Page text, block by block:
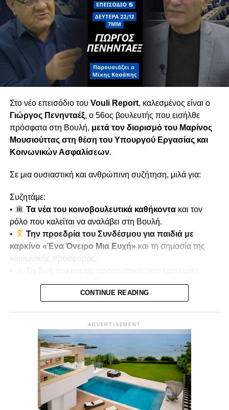
πριν τις εκλογές, με την είσοδο νέων κομμάτων
που — όπως όλα δείχνουν — θα διαμορφώσουν
τον νέο κοινοβουλευτικό χάρτη.
Τετάρτη 18/02 στις 6μμ
Στο νέο επεισόδιο του Vouli Report, καλεσμένος είναι ο
Γιώργος Πενηνταέξ, ο 56ος βουλευτής που εισήλθε
πρόσφατα στη Βουλή, μετά τον διορισμό του Μαρίνος
Μουσιούτταςστη θέση του Υπουργού Εργασίας και
Κοινωνικών Ασφαλίσεων.
Σε μια ουσιαστική και ανθρώπινη συζήτηση, μιλά για:
Συζητάμε:
•
Τα νέα του κοινοβουλευτικά καθήκοντακαι τον
ρόλο που καλείται να αναλάβει στη Βουλή.
•
Την προεδρία του Συνδέσμου για παιδιά με
καρκίνο «Ένα Όνειρο Μια Ευχή» και τη σημασία της
κοινωνικής προσφοράς.
μιλώντας ανοιχτά για τον τραυματισμό του κατά την
τουρκική εισβολή του 1974.
Παρουσιάζει οΜίκης Κασάπης
Δευτέρα 22/12 στις 7μμ
Vouli Report— αποκλειστικά στοVouli.TV
CONTINUE READING
ADVERTISEMENT